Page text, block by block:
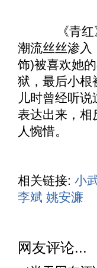
《青红
潮流丝丝渗入
饰)被喜欢她
狱，最后小根
儿时曾经听
表达出来，相
人惋惜。
相关链接: 小
李斌 姚安濂
网友评论...